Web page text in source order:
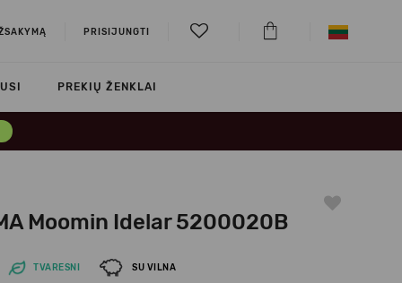
PRISIJUNGTI
PREKIŲ ŽENKLAI
Moomin Idelar 5200020B
TVARESNI SU VILNA